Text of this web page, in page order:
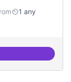
1 any
consolidats